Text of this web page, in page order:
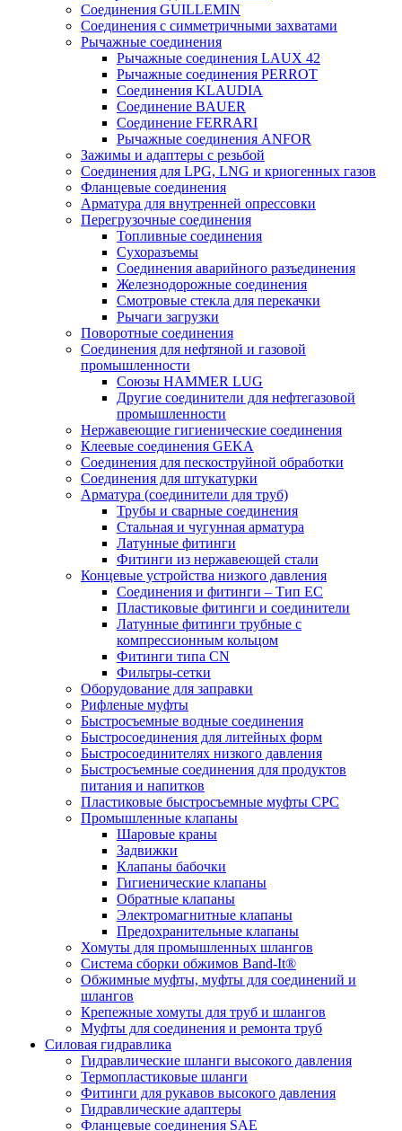
Соединения GUILLEMIN
Соединения с симметричными захватами
Рычажные соединения
Рычажные соединения LAUX 42
Рычажные соединения PERROT
Соединения KLAUDIA
Соединение BAUER
Соединение FERRARI
Рычажные соединения ANFOR
Зажимы и адаптеры с резьбой
Соединения для LPG, LNG и криогенных газов
Фланцевые соединения
Арматура для внутренней опрессовки
Перегрузочные соединения
Топливные соединения
Сухоразъемы
Соединения аварийного разъединения
Железнодорожные соединения
Смотровые стекла для перекачки
Рычаги загрузки
Поворотные соединения
Соединения для нефтяной и газовой
промышленности
Союзы HAMMER LUG
Другие соединители для нефтегазовой
промышленности
Нержавеющие гигиенические соединения
Клеевые соединения GEKA
Соединения для пескоструйной обработки
Cоединения для штукатурки
Арматура (соединители для труб)
Трубы и сварные соединения
Стальная и чугунная арматура
Латунные фитинги
Фитинги из нержавеющей стали
Концевые устройства низкого давления
Соединения и фитинги – Тип EC
Пластиковые фитинги и соединители
Латунные фитинги трубные с
компрессионным кольцом
Фитинги типа CN
Фильтры-сетки
Оборудование для заправки
Рифленые муфты
Быстросъемные водные соединения
Быстросоединения для литейных форм
Быстросоединителях низкого давления
Быстросъемные соединения для продуктов
питания и напитков
Пластиковые быстросъемные муфты CPC
Промышленные клапаны
Шаровые краны
Задвижки
Клапаны бабочки
Гигиенические клапаны
Обратные клапаны
Электромагнитные клапаны
Предохранительные клапаны
Хомуты для промышленных шлангов
Система сборки обжимов Band-It®
Обжимные муфты, муфты для соединений и
шлангов
Крепежные хомуты для труб и шлангов
Муфты для соединения и ремонта труб
Силовая гидравлика
Гидравлические шланги высокого давления
Термопластиковые шланги
Фитинги для рукавов высокого давления
Гидравлические адаптеры
Фланцевые соединения SAE